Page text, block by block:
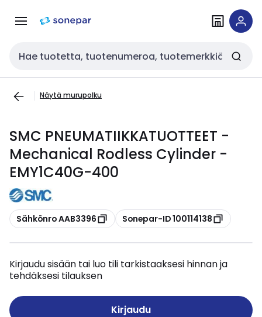
navigointiinsisältöön
Haku
Näytä murupolku
SMC PNEUMATIIKKATUOTTEET -
Mechanical Rodless Cylinder -
EMY1C40G-400
Kopioi
Sähkönro AAB3396 Kopioi
Sonepar-ID 100114138
Kirjaudu sisään tai luo tili tarkistaaksesi hinnan ja
tehdäksesi tilauksen
Kirjaudu